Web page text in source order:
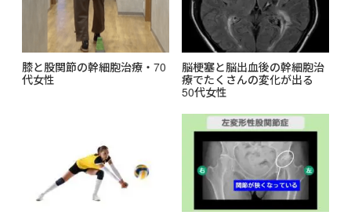
膝と股関節の幹細胞治療・70
代女性
脳梗塞と脳出血後の幹細胞治
療でたくさんの変化が出る
50代女性